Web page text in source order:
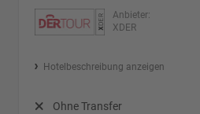
Anbieter:
XDER
Hotelbeschreibung anzeigen
Ohne Transfer